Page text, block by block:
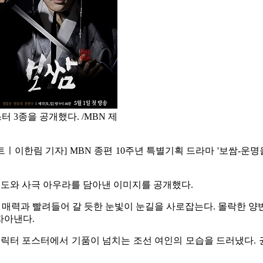
3종을 공개했다. /MBN 제
ㅣ이한림 기자] MBN 종편 10주년 특별기획 드라마 '보쌈-운
와 사극 아우라를 담아낸 이미지를 공개했다.
력과 빨려들어 갈 듯한 눈빛이 눈길을 사로잡는다. 몰락한
아낸다.
터 포스터에서 기품이 넘치는 조선 여인의 모습을 드러냈다